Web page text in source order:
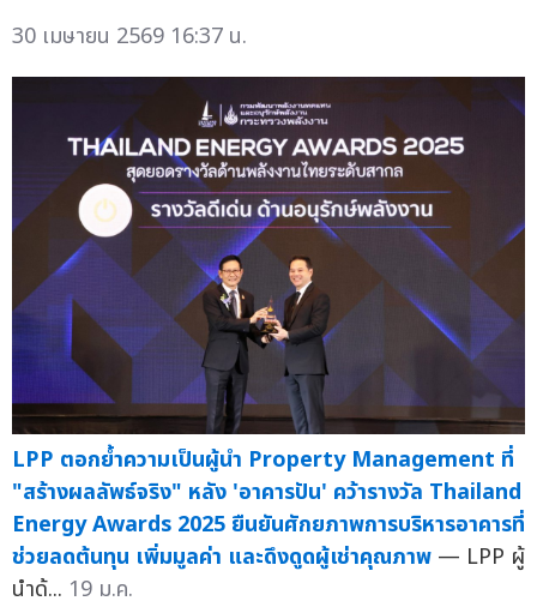
30 เมษายน 2569 16:37 น.
LPP ตอกย้ำความเป็นผู้นำ Property Management ที่
"สร้างผลลัพธ์จริง" หลัง 'อาคารปัน' คว้ารางวัล Thailand
Energy Awards 2025 ยืนยันศักยภาพการบริหารอาคารที่
ช่วยลดต้นทุน เพิ่มมูลค่า และดึงดูดผู้เช่าคุณภาพ — LPP ผู้
นำด้... 19 ม.ค.